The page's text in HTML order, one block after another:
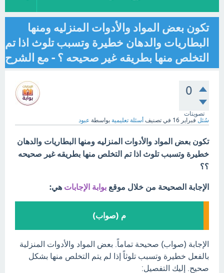
تكون بعض المواد والأدوات المنزليه ومنها
البطاريات والدهان خطيرة وتسبب تلوث اذا تم
التخلص منها بطريقه غير صحيحه ؟ - مع الشرح
0
تصويتات
سُئل فبراير 16 في تصنيف أسئلة تعليمية بواسطة عبود
تكون بعض المواد والأدوات المنزليه ومنها البطاريات والدهان
خطيرة وتسبب تلوث اذا تم التخلص منها بطريقه غير صحيحه
؟؟
الإجابة الصحيحة من خلال موقع بوابة الإجابات هي:
م (صواب)
الإجابة (صواب) صحيحة تماماً. بعض المواد والأدوات المنزلية
بالفعل خطيرة وتسبب تلوثاً إذا لم يتم التخلص منها بشكل
صحيح. إليك التفصيل: